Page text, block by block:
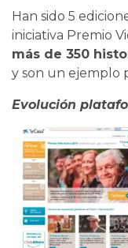
Han sido 5
iniciativa Premio
más de 350
y son un ejemplo
Evolución